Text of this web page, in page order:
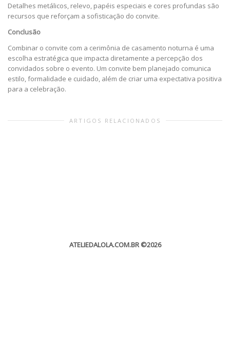
Detalhes metálicos, relevo, papéis especiais e cores profundas são
recursos que reforçam a sofisticação do convite.
Conclusão
Combinar o convite com a cerimônia de casamento noturna é uma
escolha estratégica que impacta diretamente a percepção dos
convidados sobre o evento. Um convite bem planejado comunica
estilo, formalidade e cuidado, além de criar uma expectativa positiva
para a celebração.
ARTIGOS RELACIONADOS
ATELIEDALOLA.COM.BR©2026